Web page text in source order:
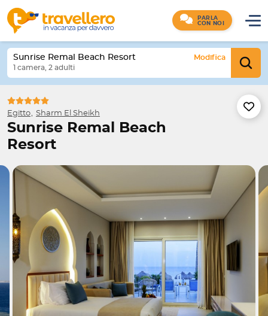
PARLA
CON NOI
Sunrise Remal Beach Resort
Modifica
1 camera, 2 adulti
Egitto Sharm El Sheikh
Sunrise Remal Beach
Resort